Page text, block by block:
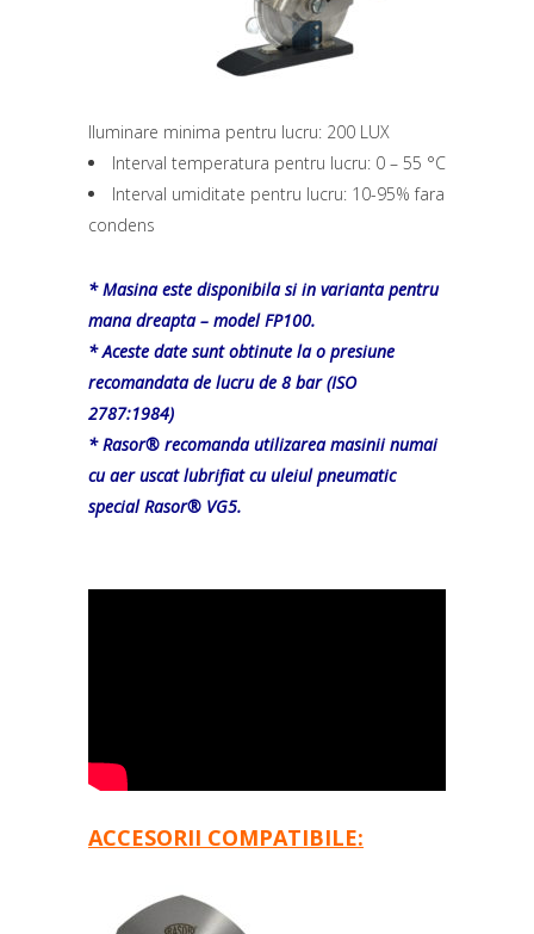
Iluminare minima pentru lucru: 200 LUX
Interval temperatura pentru lucru: 0 – 55 °C
Interval umiditate pentru lucru: 10-95% fara
condens
* Masina este disponibila si in varianta pentru
mana dreapta – model FP100.
* Aceste date sunt obtinute la o presiune
recomandata de lucru de 8 bar (ISO
2787:1984)
* Rasor® recomanda utilizarea masinii numai
cu aer uscat lubrifiat cu uleiul pneumatic
special Rasor® VG5.
ACCESORII COMPATIBILE: